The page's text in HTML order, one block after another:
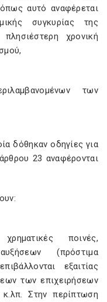
όπως αυτό αναφέρεται
συγκυρίας της
χρονική
των
δόθηκαν οδηγίες για
23 αναφέρονται
ποινές,
(πρόστιμα
εξαιτίας
των επιχειρήσεων
Στην περίπτωση